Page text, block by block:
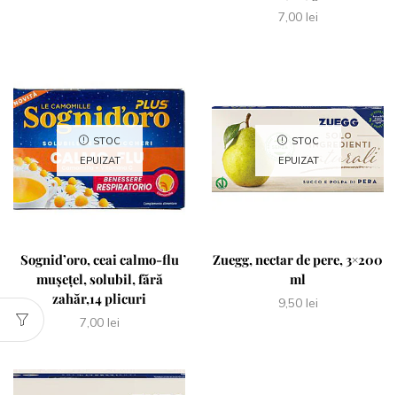
7,00 lei
STOC
EPUIZAT
Sognid’oro, ceai calmo-flu
mușețel, solubil, fără
zahăr,14 plicuri
7,00 lei
STOC
EPUIZAT
Zuegg, nectar de pere, 3×200
ml
9,50 lei